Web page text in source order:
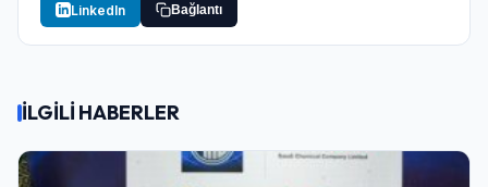
LinkedIn Bağlantı
İLGİLİ HABERLER